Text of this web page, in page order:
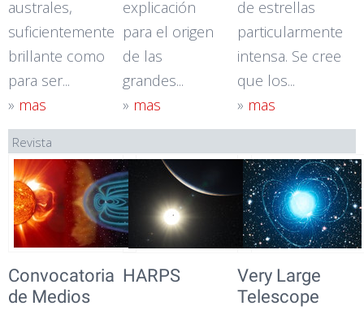
australes,
suficientemente
brillante como
para ser...
» mas
explicación
para el origen
de las
grandes...
» mas
de estrellas
particularmente
intensa. Se cree
que los...
» mas
Revista
Convocatoria
de Medios
HARPS
Very Large
Telescope